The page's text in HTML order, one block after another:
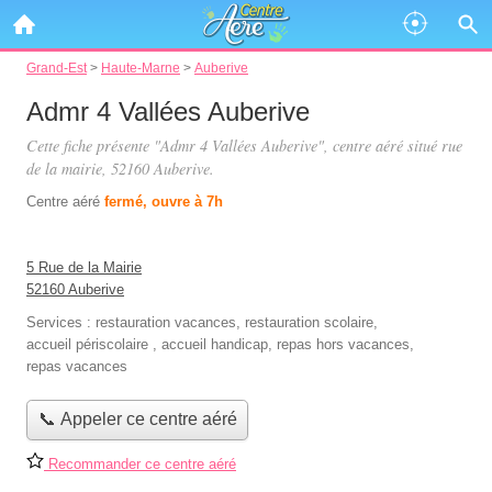
Grand-Est > Haute-Marne > Auberive
Admr 4 Vallées Auberive
Cette fiche présente "Admr 4 Vallées Auberive", centre aéré situé rue
de la mairie, 52160 Auberive.
Centre aéré fermé, ouvre à 7h
5 Rue de la Mairie
52160 Auberive
Services : restauration vacances, restauration scolaire,
accueil périscolaire , accueil handicap, repas hors vacances,
repas vacances
📞 Appeler ce centre aéré
Recommander ce centre aéré